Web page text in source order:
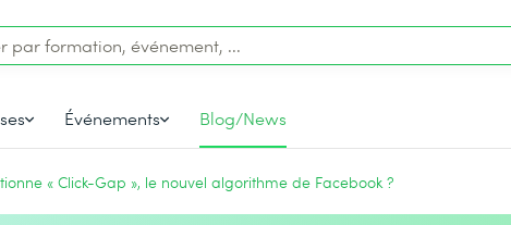
Événements Blog/News
« Click-Gap », le nouvel algorithme de Facebook ?